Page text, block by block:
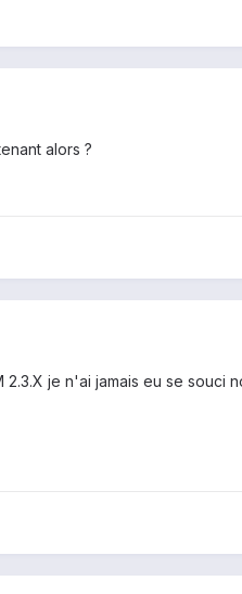
alors ?
2.3.X je n'ai jamais eu se